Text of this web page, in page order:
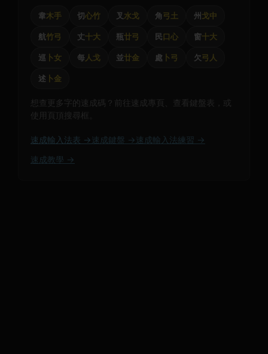
韋木手 切心竹 叉 水戈 角弓土 州 戈中
航竹弓 丈十大 瓶廿弓 民口心 窗十大
巡 卜女 每人戈 並廿金 處 卜弓 欠弓人
述 卜金
想查更多字的速成碼？前往速成專頁、查看鍵盤表，或
使用頁頂搜尋框。
速成輸入法表 → 速成鍵盤 → 速成輸入法練習 →
速成教學 →